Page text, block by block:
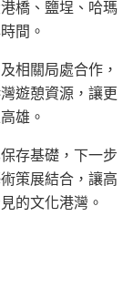
橋、鹽埕、哈瑪
間。
相關局處合作，
遊憩資源，讓更
雄。
存基礎，下一步
策展結合，讓高
的文化港灣。